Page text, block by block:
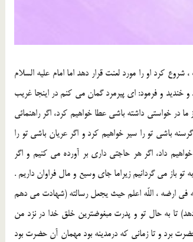
كرد او را مورد لعنت قرار دهد اما امام عليه السلام
خنديد و فرمود: اي پيرمرد گمان مي كنم در اينجا غريب
در خواستي داشته باشي عطا خواهيم كرد، اگر راهنمائي
باشي تو را سير خواهيم كرد و اگر عريان باشي تو را
داد، اگر هر حاجتي داري بر آورده مي كنيم و اگر
باز مي گردانيم زيراما جاي وسيع و مال فراوان داريم .
في ارضه ، اللّه اعلم حيث يجعل رسالته (شهادت مي دهم
تا به حال تو و پدرت مبغوضترين خلق خدا در نزد من
برد و تا زماني كه درمدينه بود مهمان آن حضرت بود